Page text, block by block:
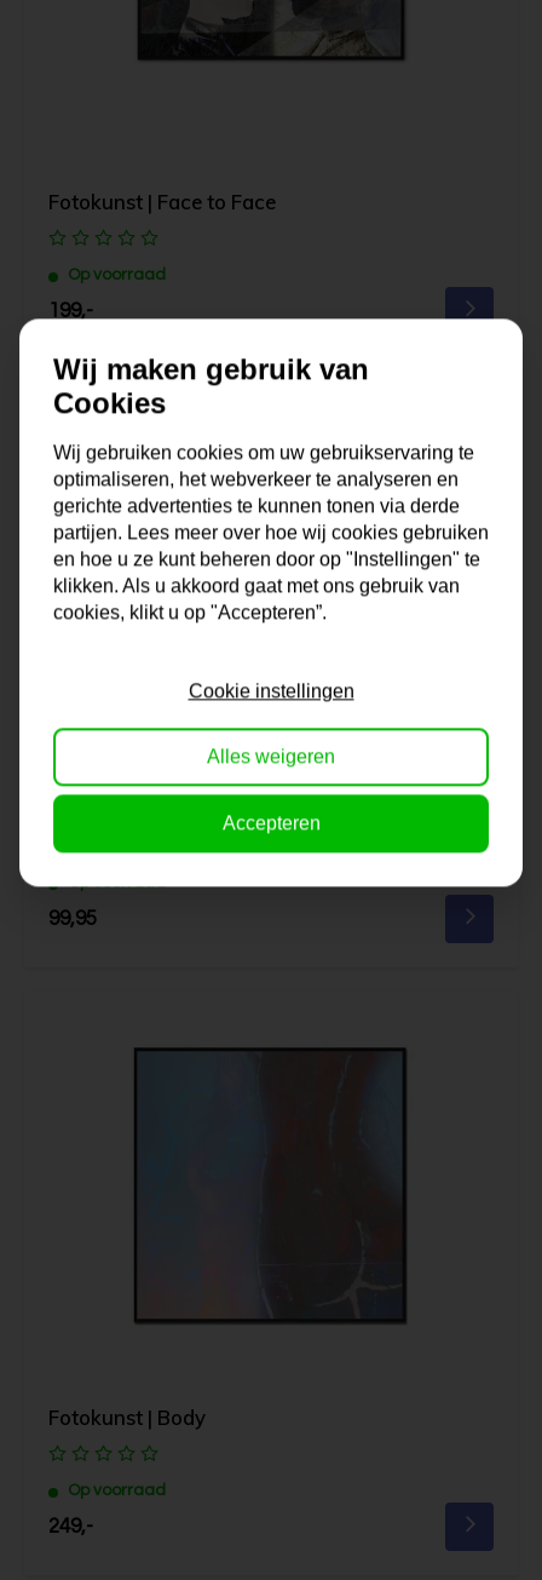
Fotokunst | Face to Face
Op voorraad
199,-
Schilderij | Grey Round
Op voorraad
99,95
Fotokunst | Body
Op voorraad
249,-
Wij maken gebruik van
Cookies
Wij gebruiken cookies om uw gebruikservaring te
optimaliseren, het webverkeer te analyseren en
gerichte advertenties te kunnen tonen via derde
partijen. Lees meer over hoe wij cookies gebruiken
en hoe u ze kunt beheren door op "Instellingen" te
klikken. Als u akkoord gaat met ons gebruik van
cookies, klikt u op "Accepteren”.
Cookie instellingen
Alles weigeren
Accepteren